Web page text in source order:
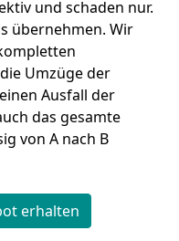
und schaden nur.
übernehmen. Wir
Umzüge der
Ausfall der
das gesamte
von A nach B
erhalten